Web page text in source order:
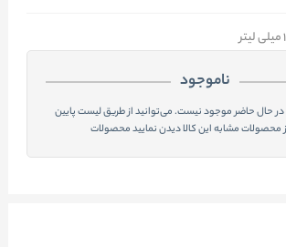
ناموجود
در حال حاضر موجود نیست. می‌توانید از طریق لیست پایین
محصولات مشابه این کالا دیدن نمایید محصولات